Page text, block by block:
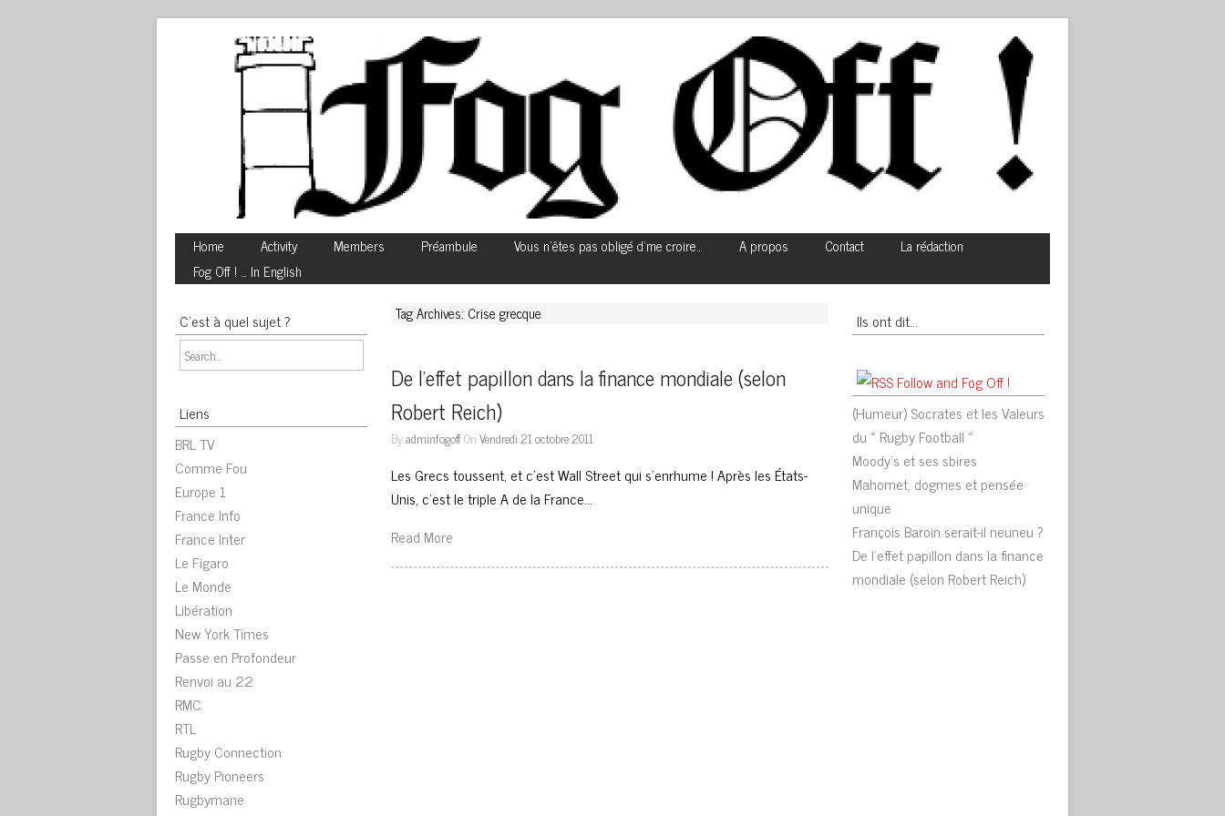
Home Activity Members Préambule Vous n’êtes pas obligé d’me croire… A propos Contact
La rédaction
Fog Off ! … In English
C’est à quel sujet ?
Liens
BRL TV
Comme Fou
Europe 1
France Info
France Inter
Le Figaro
Le Monde
Libération
New York Times
Passe en Profondeur
Renvoi au 22
RMC
RTL
Rugby Connection
Rugby Pioneers
Rugbymane
Tag Archives: Crise grecque
De l’effet papillon dans la finance mondiale (selon
Robert Reich)
ByadminfogoffOnVendredi 21 octobre 2011
Les Grecs toussent, et c’est Wall Street qui s’enrhume ! Après les États-
Unis, c’est le triple A de la France…
Read More
Ils ont dit…
Follow and Fog Off !
(Humeur) Socrates et les Valeurs
du « Rugby Football »
Moody’s et ses sbires
Mahomet, dogmes et pensée
unique
François Baroin serait-il neuneu ?
De l’effet papillon dans la finance
mondiale (selon Robert Reich)